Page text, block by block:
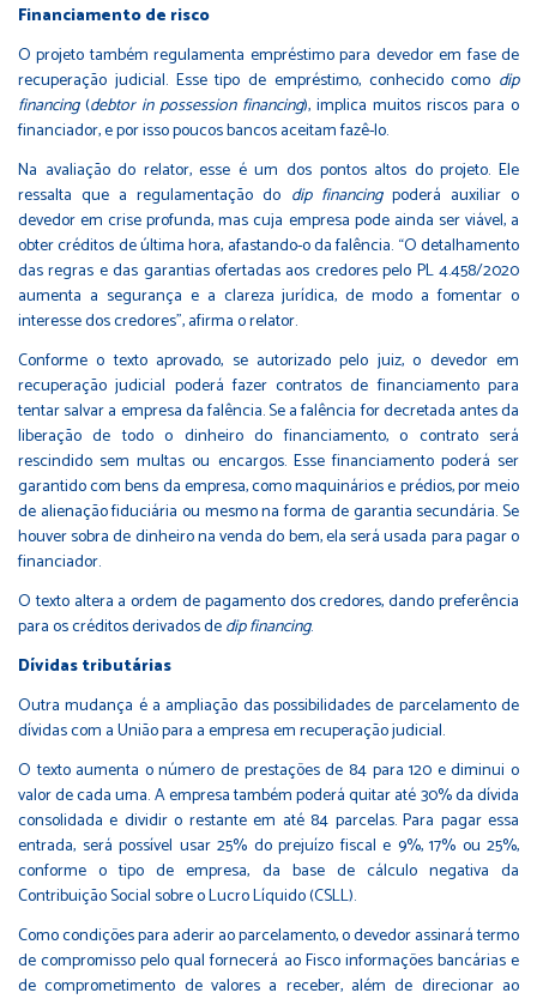
Financiamento de risco
O projeto também regulamenta empréstimo para devedor em fase de
recuperação judicial. Esse tipo de empréstimo, conhecido como dip
financing(debtor in possession financing), implica muitos riscos para o
financiador, e por isso poucos bancos aceitam fazê-lo.
Na avaliação do relator, esse é um dos pontos altos do projeto. Ele
ressalta que a regulamentação do dip financingpoderá auxiliar o
devedor em crise profunda, mas cuja empresa pode ainda ser viável, a
obter créditos de última hora, afastando-o da falência. “O detalhamento
das regras e das garantias ofertadas aos credores pelo PL 4.458/2020
aumenta a segurança e a clareza jurídica, de modo a fomentar o
interesse dos credores”, afirma o relator.
Conforme o texto aprovado, se autorizado pelo juiz, o devedor em
recuperação judicial poderá fazer contratos de financiamento para
tentar salvar a empresa da falência. Se a falência for decretada antes da
liberação de todo o dinheiro do financiamento, o contrato será
rescindido sem multas ou encargos. Esse financiamento poderá ser
garantido com bens da empresa, como maquinários e prédios, por meio
de alienação fiduciária ou mesmo na forma de garantia secundária. Se
houver sobra de dinheiro na venda do bem, ela será usada para pagar o
financiador.
O texto altera a ordem de pagamento dos credores, dando preferência
para os créditos derivados dedip financing.
Dívidas tributárias
Outra mudança é a ampliação das possibilidades de parcelamento de
dívidas com a União para a empresa em recuperação judicial.
O texto aumenta o número de prestações de 84 para 120 e diminui o
valor de cada uma. A empresa também poderá quitar até 30% da dívida
consolidada e dividir o restante em até 84 parcelas. Para pagar essa
entrada, será possível usar 25% do prejuízo fiscal e 9%, 17% ou 25%,
conforme o tipo de empresa, da base de cálculo negativa da
Contribuição Social sobre o Lucro Líquido (CSLL).
Como condições para aderir ao parcelamento, o devedor assinará termo
de compromisso pelo qual fornecerá ao Fisco informações bancárias e
de comprometimento de valores a receber, além de direcionar ao